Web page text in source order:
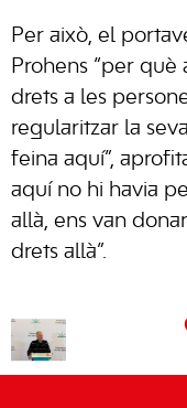
Per això, el
Prohens “per
drets a les
regularitzar la
feina aquí”,
aquí no hi havia
allà, ens van
drets allà”.